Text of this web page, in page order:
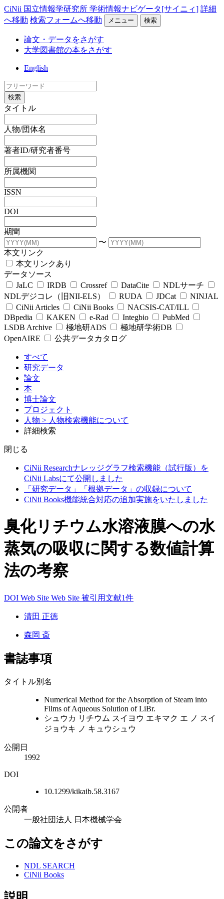
CiNii 国立情報学研究所 学術情報ナビゲータ[サイニィ] 詳細
へ移動 検索フォームへ移動 メニュー 検索
論文・データをさがす
大学図書館の本をさがす
English
検索
タイトル
人物/団体名
著者ID/研究者番号
所属機関
ISSN
DOI
期間
〜
本文リンク
本文リンクあり
データソース
JaLC
IRDB Crossref DataCite
NDLサーチ
NDLデジコレ（旧NII-ELS）
RUDA JDCat
NINJAL
CiNii Articles
CiNii Books
NACSIS-CAT/ILL
DBpedia
KAKEN e-Rad Integbio
PubMed
LSDB Archive
極地研ADS
極地研学術DB
OpenAIRE
公共データカタログ
すべて
研究データ
論文
本
博士論文
プロジェクト
人物 > 人物検索機能について
詳細検索
閉じる
CiNii Researchナレッジグラフ検索機能（試行版）を
CiNii Labsにて公開しました
「研究データ」「根拠データ」の収録について
CiNii Books機能統合対応の追加実施をいたしました
臭化リチウム水溶液膜への水
蒸気の吸収に関する数値計算
法の考察
DOI Web Site Web Site 被引用文献1件
清田 正徳
森岡 斎
書誌事項
タイトル別名
Numerical Method for the Absorption of Steam into
Films of Aqueous Solution of LiBr.
シュウカ リチウム スイヨウ エキマク エ ノ スイ
ジョウキ ノ キュウシュウ
公開日
1992
DOI
10.1299/kikaib.58.3167
公開者
一般社団法人 日本機械学会
この論文をさがす
NDL SEARCH
CiNii Books